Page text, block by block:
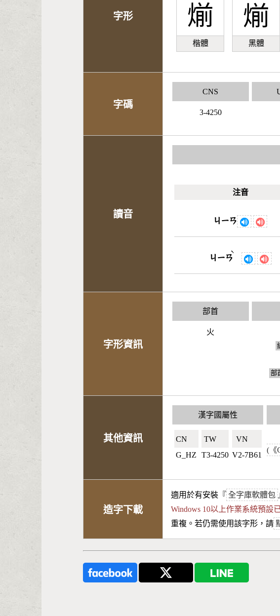
字形 㷙
楷體
㷙
黑體
字碼
CNS
3-4250
讀音
注音
ㄐㄧㄢ
ㄐㄧㄢ
ˋ
字形資訊
部首
火
部
其他資訊
漢字國屬性
CN🇨🇳
G_HZ
TW🇹🇼
T3-4250
VN🇻🇳
V2-7B61
(《
造字下載
適用於有安裝『 全字庫軟體包
Windows 10以上作業系統預設
重複。若仍需使用該字形，請